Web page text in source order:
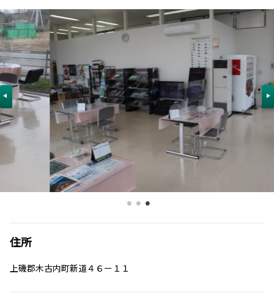
住所
上磯郡木古内町新道４６ー１１